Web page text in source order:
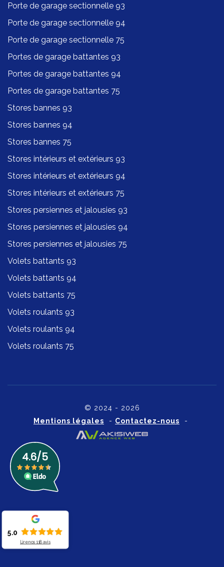
Porte de garage sectionnelle 93
Porte de garage sectionnelle 94
Porte de garage sectionnelle 75
Portes de garage battantes 93
Portes de garage battantes 94
Portes de garage battantes 75
Stores bannes 93
Stores bannes 94
Stores bannes 75
Stores intérieurs et extérieurs 93
Stores intérieurs et extérieurs 94
Stores intérieurs et extérieurs 75
Stores persiennes et jalousies 93
Stores persiennes et jalousies 94
Stores persiennes et jalousies 75
Volets battants 93
Volets battants 94
Volets battants 75
Volets roulants 93
Volets roulants 94
Volets roulants 75
© 2024 - 2026
Mentions légales - Contactez-nous -
5.0
Lire nos 118 avis